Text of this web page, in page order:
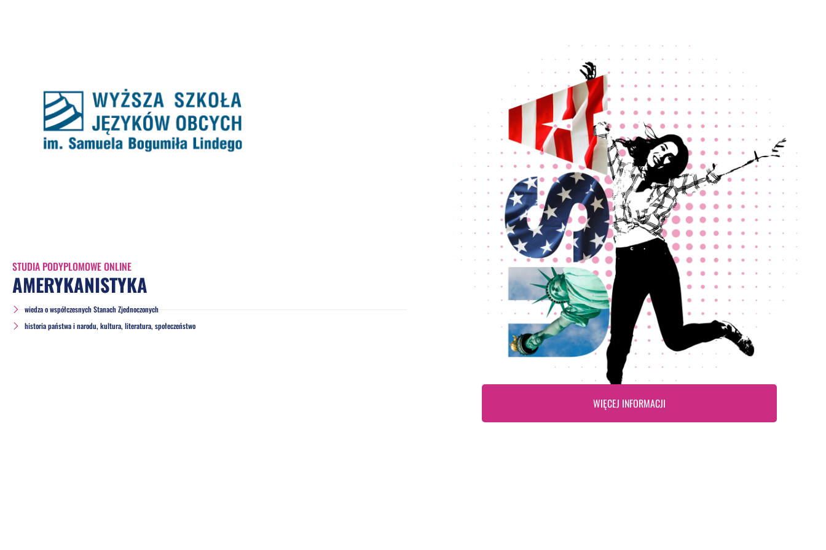
STUDIA PODYPLOMOWE ONLINE
AMERYKANISTYKA
wiedza o współczesnych Stanach Zjednoczonych
historia państwa i narodu, kultura, literatura, społeczeństwo
WIĘCEJ INFORMACJI